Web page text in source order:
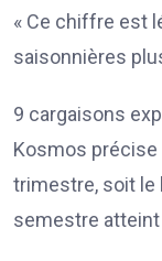
« Ce chiffre est
saisonnières
9 cargaisons
Kosmos précise
trimestre, soit le
semestre atteint